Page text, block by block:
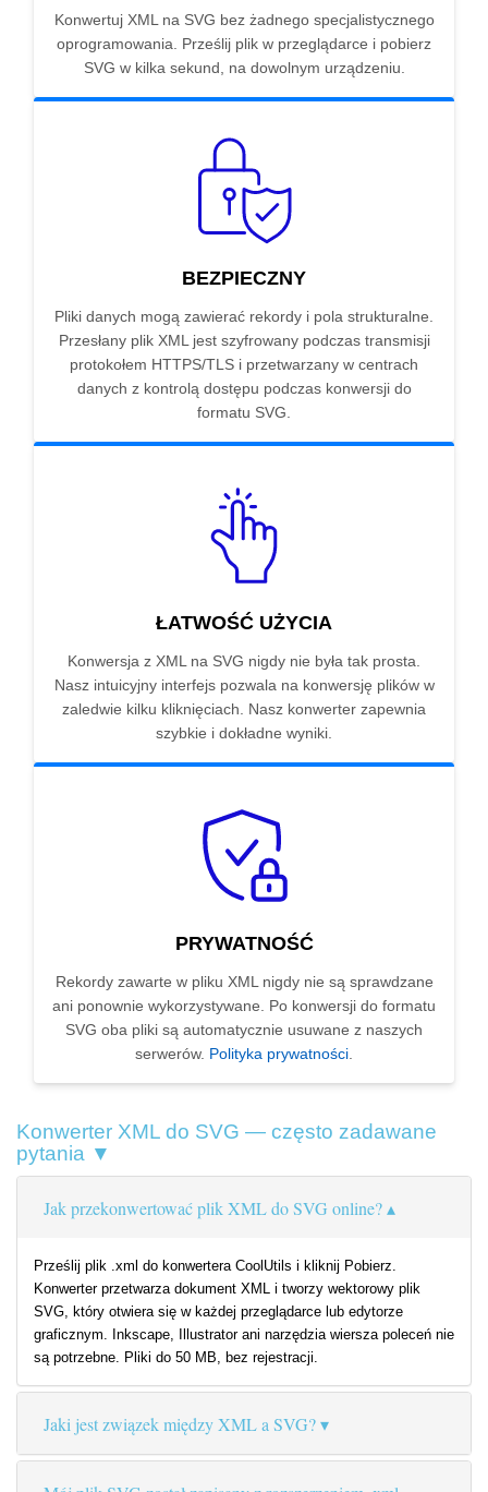
Konwertuj XML na SVG bez żadnego specjalistycznego
oprogramowania. Prześlij plik w przeglądarce i pobierz
SVG w kilka sekund, na dowolnym urządzeniu.
BEZPIECZNY
Pliki danych mogą zawierać rekordy i pola strukturalne.
Przesłany plik XML jest szyfrowany podczas transmisji
protokołem HTTPS/TLS i przetwarzany w centrach
danych z kontrolą dostępu podczas konwersji do
formatu SVG.
ŁATWOŚĆ UŻYCIA
Konwersja z XML na SVG nigdy nie była tak prosta.
Nasz intuicyjny interfejs pozwala na konwersję plików w
zaledwie kilku kliknięciach. Nasz konwerter zapewnia
szybkie i dokładne wyniki.
PRYWATNOŚĆ
Rekordy zawarte w pliku XML nigdy nie są sprawdzane
ani ponownie wykorzystywane. Po konwersji do formatu
SVG oba pliki są automatycznie usuwane z naszych
serwerów. Polityka prywatności
Konwerter XML do SVG — często zadawane
pytania ▼
Jak przekonwertować plik XML do SVG online?
Prześlij plik .xml do konwertera CoolUtils i kliknij Pobierz.
Konwerter przetwarza dokument XML i tworzy wektorowy plik
SVG, który otwiera się w każdej przeglądarce lub edytorze
graficznym. Inkscape, Illustrator ani narzędzia wiersza poleceń nie
są potrzebne. Pliki do 50 MB, bez rejestracji.
Jaki jest związek między XML a SVG?